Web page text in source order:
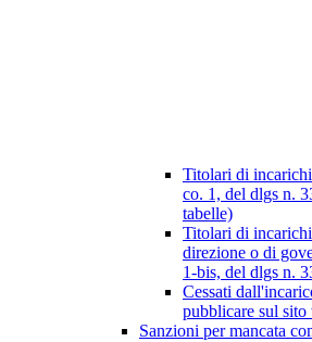
Titolari di
co. 1, del dlgs n.
tabelle)
Titolari di
direzione o di
1-bis, del dlgs n.
Cessati
pubblicare sul sito
Sanzioni per mancata